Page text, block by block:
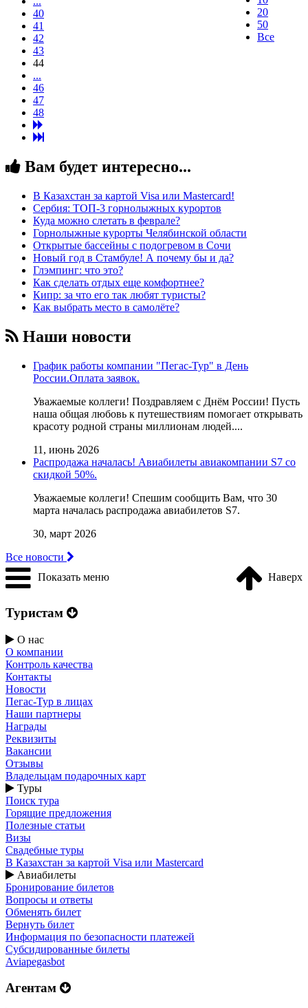
20
50
Все
40
41
42
43
44
...
46
47
48
Вам будет интересно...
В Казахстан за картой Visa или Masterсard!
Сербия: ТОП-3 горнолыжных курортов
Куда можно слетать в феврале?
Горнолыжные курорты Челябинской области
Открытые бассейны с подогревом в Сочи
Новый год в Стамбуле! А почему бы и да?
Глэмпинг: что это?
Как сделать отдых еще комфортнее?
Кипр: за что его так любят туристы?
Как выбрать место в самолёте?
Наши новости
График работы компании "Пегас-Тур" в День
России.Оплата заявок.
Уважаемые коллеги! Поздравляем с Днём России! Пусть
наша общая любовь к путешествиям помогает открывать
красоту родной страны миллионам людей....
11, июнь 2026
Распродажа началась! Авиабилеты авиакомпании S7 со
скидкой 50%.
Уважаемые коллеги! Cпешим сообщить Вам, что 30
марта началась распродажа авиабилетов S7.
30, март 2026
Все новости
Показать меню
Наверх
Туристам
О нас
О компании
Контроль качества
Контакты
Новости
Пегас-Тур в лицах
Наши партнеры
Награды
Реквизиты
Вакансии
Отзывы
Владельцам подарочных карт
Туры
Поиск тура
Горящие предложения
Полезные статьи
Визы
Свадебные туры
В Казахстан за картой Visa или Masterсard
Авиабилеты
Бронирование билетов
Вопросы и ответы
Обменять билет
Вернуть билет
Информация по безопасности платежей
Субсидированные билеты
Aviapegasbot
Агентам